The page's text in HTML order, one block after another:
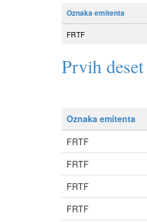
Oznaka emitenta
FRTF
Prvih
Oznaka emitenta
FRTF
FRTF
FRTF
FRTF